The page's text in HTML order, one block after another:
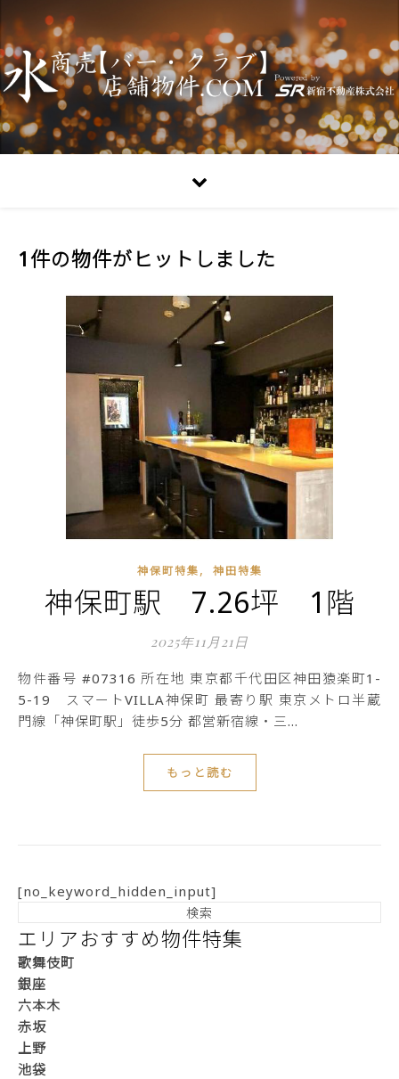
1件の物件がヒットしました
神保町特集, 神田特集
神保町駅 7.26坪 1階
2025年11月21日
物件番号 #07316 所在地 東京都千代田区神田猿楽町1-
5-19 スマートVILLA神保町 最寄り駅 東京メトロ半蔵
門線「神保町駅」徒歩5分 都営新宿線・三…
もっと読む
[no_keyword_hidden_input]
エリアおすすめ物件特集
歌舞伎町
銀座
六本木
赤坂
上野
池袋